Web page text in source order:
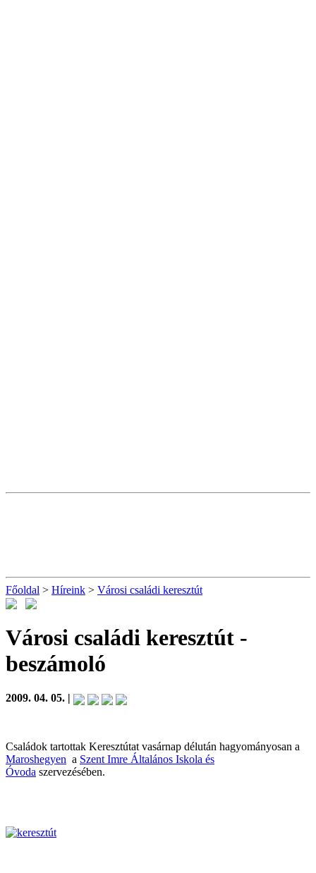
Főoldal > Híreink > Városi családi keresztút
Városi családi keresztút -
beszámoló
2009. 04. 05. |
Családok tartottak Keresztútat vasárnap délután hagyományosan a
Maroshegyen a Szent Imre Általános Iskola és
Óvoda szervezésében.